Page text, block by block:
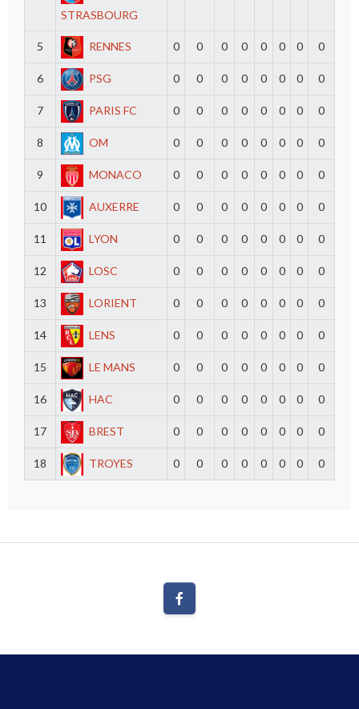
STRASBOURG
5 RENNES 0 0 0 0 0 0 0 0
6 PSG 0 0 0 0 0 0 0 0
7 PARIS FC 0 0 0 0 0 0 0 0
8 OM 0 0 0 0 0 0 0 0
9 MONACO 0 0 0 0 0 0 0 0
10 AUXERRE 0 0 0 0 0 0 0 0
11 LYON 0 0 0 0 0 0 0 0
12 LOSC 0 0 0 0 0 0 0 0
13 LORIENT 0 0 0 0 0 0 0 0
14 LENS 0 0 0 0 0 0 0 0
15 LE MANS 0 0 0 0 0 0 0 0
16 HAC 0 0 0 0 0 0 0 0
17 BREST 0 0 0 0 0 0 0 0
18 TROYES 0 0 0 0 0 0 0 0